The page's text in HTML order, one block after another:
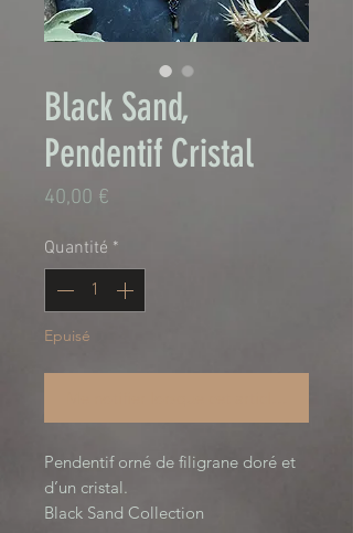
Black Sand,
Pendentif Cristal
40,00 €
Quantité *
Epuisé
Pendentif orné de filigrane doré et
d’un cristal.
Black Sand Collection